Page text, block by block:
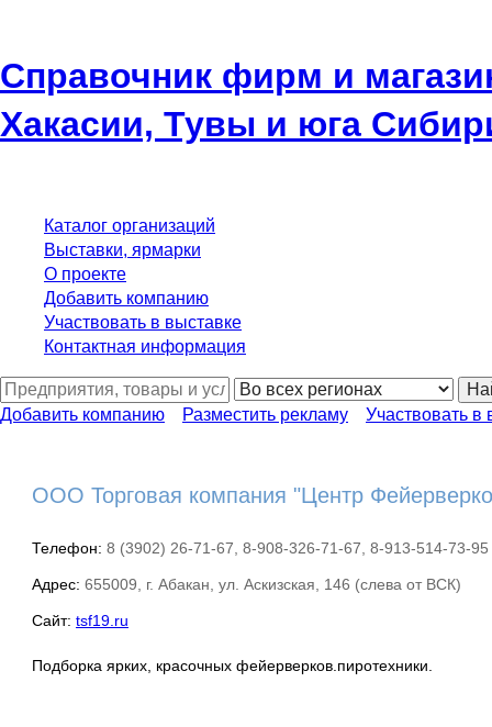
Справочник фирм и
Хакасии, Тувы и юга
Каталог организаций
Выставки, ярмарки
О проекте
Добавить компанию
Участвовать в выставке
Контактная информация
Добавить компанию
Разместить рекламу Участвовать в
ООО Торговая компания "Центр
Телефон: 8 (3902) 26-71-67, 8-908-326-71-67, 8-913-514-73-95
Адрес: 655009, г. Абакан, ул. Аскизская, 146 (слева от ВСК)
Сайт: tsf19.ru
Подборка ярких, красочных фейерверков.пиротехники.